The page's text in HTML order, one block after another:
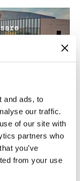
and ads, to
our traffic.
of our site with
partners who
you’ve
from your use
post